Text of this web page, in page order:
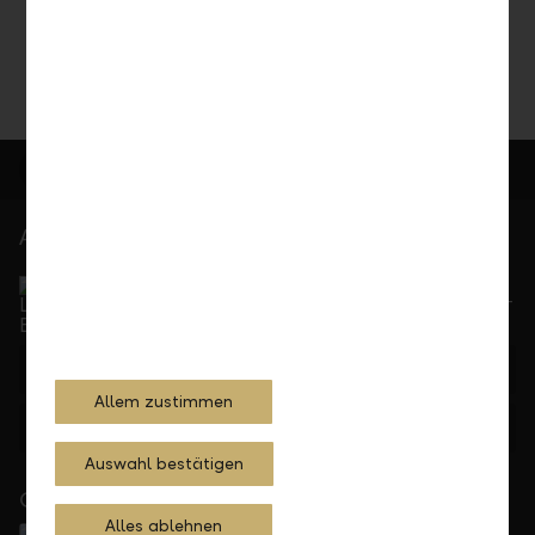
At your service
Can be reached by phone, Monday to Friday, 8 a. m. –
Feedback
Close to you
Allem zustimmen
Auswahl bestätigen
Alles ablehnen